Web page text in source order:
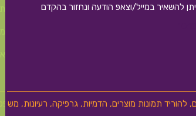
להשאיר במייל/וצאפ הודעה ונחזור בהקדם
להוריד תמונות מוצרים, הדמיות, גרפיקה, רעיונות,